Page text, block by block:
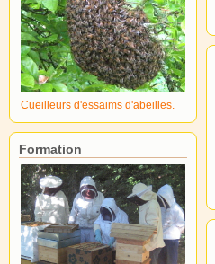
Cueilleurs d'essaims d'abeilles.
Formation